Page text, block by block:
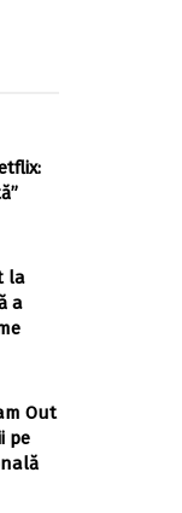
la
a
Out
pe